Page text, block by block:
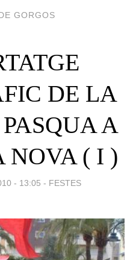
GORGOS
DE LA
A
NOVA ( I )
- 13:05 - FESTES